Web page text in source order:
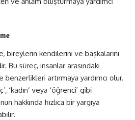
bireylerin kendilerini ve başkalarını
Bu süreç, insanlar arasındaki
benzerlikleri artırmaya yardımcı olur.
‘kadın’ veya ‘öğrenci’ gibi
hakkında hızlıca bir yargıya